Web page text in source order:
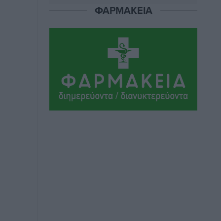
ΣΕΓΑΣ: Πιστώθηκαν τα έξοδα
πριν 2 ώρες
Ευρωπαϊκό Πρωτάθλημα Στίβου: Πότε
αγωνίζονται η Μαγκούλια, η
Σπανουδάκη και ο Κριτούλης
ΦΑΡΜΑΚΕΙΑ